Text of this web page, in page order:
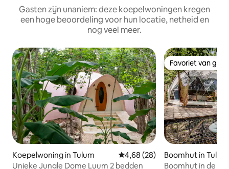
Gasten zijn unaniem: deze koepelwoningen kregen
een hoge beoordeling voor hun locatie, netheid en
nog veel meer.
Koepelwoning in Tulum Gemiddelde beoordeling van
4,68 (28)
Unieke Jungle Dome Luum 2 bedden
Favoriet van
Favoriet van
Boomhut in Tulum
Boomhut in de